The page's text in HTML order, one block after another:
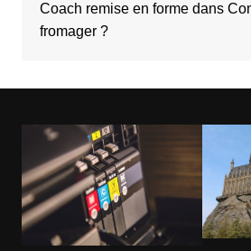
Coach remise en formedans
fromager ?